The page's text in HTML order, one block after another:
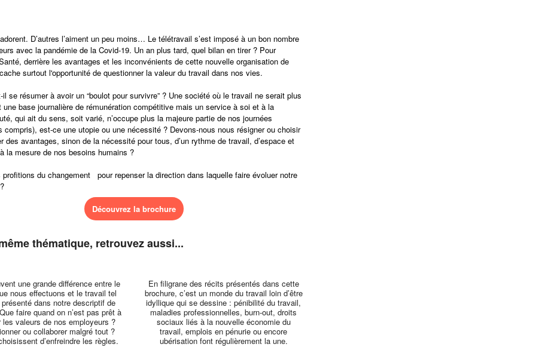
D’autres l’aiment un peu moins… Le télétravail s’est imposé à un bon nombre
avec la pandémie de la Covid-19. Un an plus tard, quel bilan en tirer ? Pour
derrière les avantages et les inconvénients de cette nouvelle organisation de
surtout l'opportunité de questionner la valeur du travail dans nos vies.
il se résumer à avoir un “boulot pour survivre” ? Une société où le travail ne serait plus
une base journalière de rémunération compétitive mais un service à soi et à la
qui ait du sens, soit varié, n’occupe plus la majeure partie de nos journées
compris), est-ce une utopie ou une nécessité ? Devons-nous nous résigner ou choisir
des avantages, sinon de la nécessité pour tous, d’un rythme de travail, d’espace et
la mesure de nos besoins humains ?
profitions du changement pour repenser la direction dans laquelle faire évoluer notre
Découvrez la brochure
thématique, retrouvez aussi...
une grande différence entre le
nous effectuons et le travail tel
présenté dans notre descriptif de
faire quand on n’est pas prêt à
les valeurs de nos employeurs ?
ou collaborer malgré tout ?
d’enfreindre les règles.
En filigrane des récits présentés dans cette
brochure, c’est un monde du travail loin d’être
idyllique qui se dessine : pénibilité du travail,
maladies professionnelles, burn-out, droits
sociaux liés à la nouvelle économie du
travail, emplois en pénurie ou encore
ubérisation font régulièrement la une.